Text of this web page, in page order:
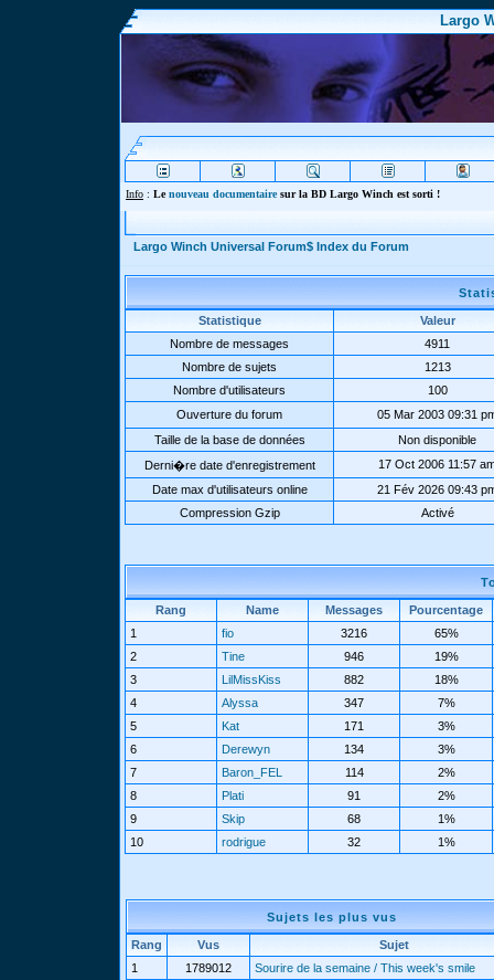
Largo
Info : Lenouveau documentairesur la BD Largo Winch est sorti !
Largo Winch Universal Forum$ Index du Forum
Statistique
Valeur
Nombre de messages
4911
Nombre de sujets
1213
Nombre d'utilisateurs
100
Ouverture du forum
05 Mar 2003 09:31
Taille de la base de données
Non disponible
Derni�re date d'enregistrement
17 Oct 2006 11:57
Date max d'utilisateurs online
21 Fév 2026 09:43
Compression Gzip
Activé
Rang Name Messages
Pourcentage
1
fio 3216
65%
2
Tine 946
19%
3
LilMissKiss 882
18%
4
Alyssa 347
7%
5
Kat 171
3%
6
Derewyn 134
3%
7
Baron_FEL 114
2%
8
Plati 91
2%
9
Skip 68
1%
10
rodrigue 32 1%
Sujets les plus vus
Rang Vus
Sujet
1
1789012
Sourire de la semaine / This week's smile